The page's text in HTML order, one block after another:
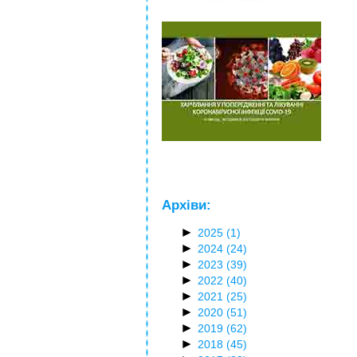
Архіви:
►
2025(1)
► 2024(24)
► 2023(39)
► 2022(40)
► 2021(25)
► 2020(51)
► 2019(62)
► 2018(45)